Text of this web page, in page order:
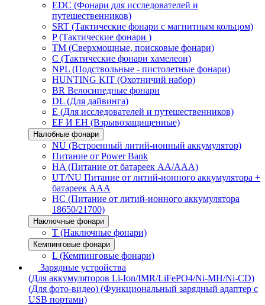
EDC (Фонари для исследователей и
путешественников)
SRT (Тактические фонари с магнитным кольцом)
P (Тактические фонари )
TM (Сверхмощные, поисковые фонари)
C (Тактические фонари хамелеон)
NPL (Подствольные - пистолетные фонари)
HUNTING KIT (Охотничий набор)
BR Велосипедные фонари
DL (Для дайвинга)
E (Для исследователей и путешественников)
EF И EH (Взрывозащищенные)
Налобные фонари
NU (Встроенный литий-ионный аккумулятор)
Питание от Power Bank
HA (Питание от батареек AA/AAA)
UT/NU Питание от литий-ионного аккумулятора +
батареек AAA
HC (Питание от литий-ионного аккумулятора
18650/21700)
Наключные фонари
T (Наключные фонари)
Кемпинговые фонари
L (Кемпинговые фонари)
Зарядные устройства
(Для аккумуляторов Li-Ion/IMR/LiFePO4/Ni-MH/Ni-CD)
(Для фото-видео) (Функциональный зарядный адаптер с
USB портами)